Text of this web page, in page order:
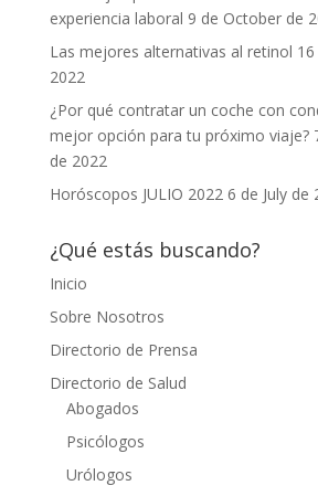
experiencia laboral 9 de October de
Las mejores alternativas al retinol
2022
¿Por qué contratar un coche con
mejor opción para tu próximo viaje?
de 2022
Horóscopos JULIO 2022 6 de July de
¿Qué estás buscando?
Inicio
Sobre Nosotros
Directorio de Prensa
Directorio de Salud
Abogados
Psicólogos
Urólogos